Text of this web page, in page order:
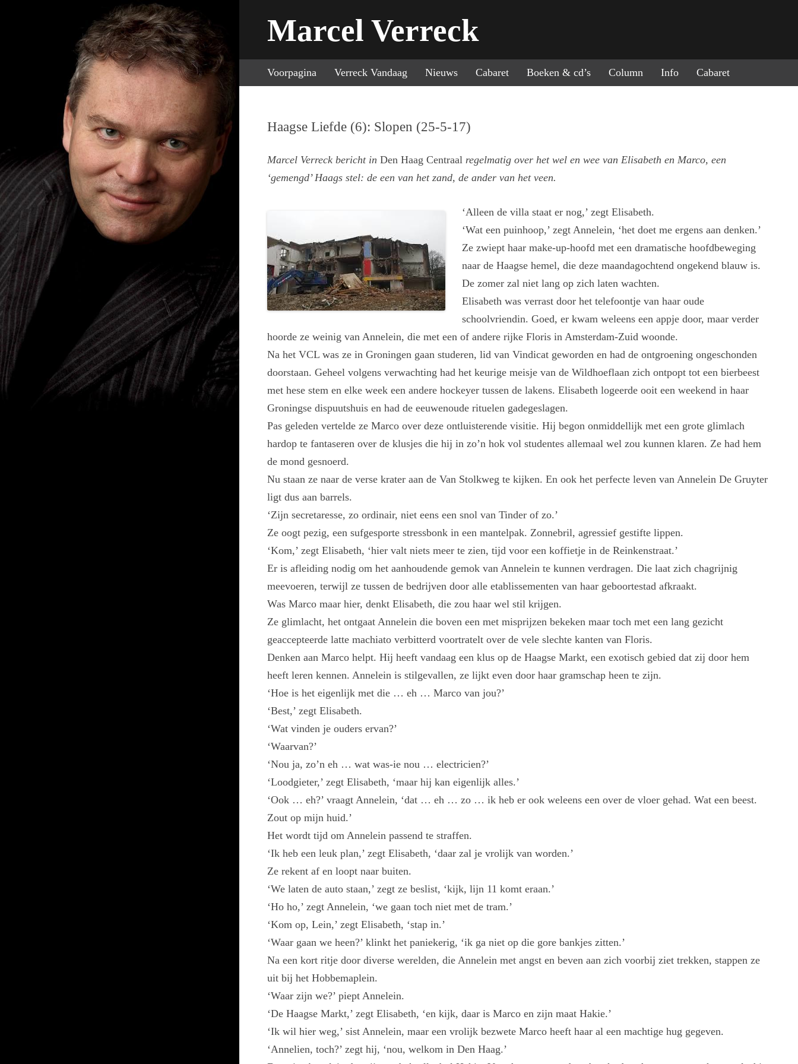
Marcel Verreck
Voorpagina Verreck Vandaag Nieuws Cabaret Boeken & cd’s Column Info Cabaret
Haagse Liefde (6): Slopen (25-5-17)
Marcel Verreck bericht inDen Haag Centraal regelmatig over het wel en wee van Elisabeth en Marco, een
‘gemengd’ Haags stel: de een van het zand, de ander van het veen.
‘Alleen de villa staat er nog,’ zegt Elisabeth.
‘Wat een puinhoop,’ zegt Annelein, ‘het doet me ergens aan denken.’
Ze zwiept haar make-up-hoofd met een dramatische hoofdbeweging
naar de Haagse hemel, die deze maandagochtend ongekend blauw is.
De zomer zal niet lang op zich laten wachten.
Elisabeth was verrast door het telefoontje van haar oude
schoolvriendin. Goed, er kwam weleens een appje door, maar verder
hoorde ze weinig van Annelein, die met een of andere rijke Floris in Amsterdam-Zuid woonde.
Na het VCL was ze in Groningen gaan studeren, lid van Vindicat geworden en had de ontgroening ongeschonden
doorstaan. Geheel volgens verwachting had het keurige meisje van de Wildhoeflaan zich ontpopt tot een bierbeest
met hese stem en elke week een andere hockeyer tussen de lakens. Elisabeth logeerde ooit een weekend in haar
Groningse dispuutshuis en had de eeuwenoude rituelen gadegeslagen.
Pas geleden vertelde ze Marco over deze ontluisterende visitie. Hij begon onmiddellijk met een grote glimlach
hardop te fantaseren over de klusjes die hij in zo’n hok vol studentes allemaal wel zou kunnen klaren. Ze had hem
de mond gesnoerd.
Nu staan ze naar de verse krater aan de Van Stolkweg te kijken. En ook het perfecte leven van Annelein De Gruyter
ligt dus aan barrels.
‘Zijn secretaresse, zo ordinair, niet eens een snol van Tinder of zo.’
Ze oogt pezig, een sufgesporte stressbonk in een mantelpak. Zonnebril, agressief gestifte lippen.
‘Kom,’ zegt Elisabeth, ‘hier valt niets meer te zien, tijd voor een koffietje in de Reinkenstraat.’
Er is afleiding nodig om het aanhoudende gemok van Annelein te kunnen verdragen. Die laat zich chagrijnig
meevoeren, terwijl ze tussen de bedrijven door alle etablissementen van haar geboortestad afkraakt.
Was Marco maar hier, denkt Elisabeth, die zou haar wel stil krijgen.
Ze glimlacht, het ontgaat Annelein die boven een met misprijzen bekeken maar toch met een lang gezicht
geaccepteerde latte machiato verbitterd voortratelt over de vele slechte kanten van Floris.
Denken aan Marco helpt. Hij heeft vandaag een klus op de Haagse Markt, een exotisch gebied dat zij door hem
heeft leren kennen. Annelein is stilgevallen, ze lijkt even door haar gramschap heen te zijn.
‘Hoe is het eigenlijk met die … eh … Marco van jou?’
‘Best,’ zegt Elisabeth.
‘Wat vinden je ouders ervan?’
‘Waarvan?’
‘Nou ja, zo’n eh … wat was-ie nou … electricien?’
‘Loodgieter,’ zegt Elisabeth, ‘maar hij kan eigenlijk alles.’
‘Ook … eh?’ vraagt Annelein, ‘dat … eh … zo … ik heb er ook weleens een over de vloer gehad. Wat een beest.
Zout op mijn huid.’
Het wordt tijd om Annelein passend te straffen.
‘Ik heb een leuk plan,’ zegt Elisabeth, ‘daar zal je vrolijk van worden.’
Ze rekent af en loopt naar buiten.
‘We laten de auto staan,’ zegt ze beslist, ‘kijk, lijn 11 komt eraan.’
‘Ho ho,’ zegt Annelein, ‘we gaan toch niet met de tram.’
‘Kom op, Lein,’ zegt Elisabeth, ‘stap in.’
‘Waar gaan we heen?’ klinkt het paniekerig, ‘ik ga niet op die gore bankjes zitten.’
Na een kort ritje door diverse werelden, die Annelein met angst en beven aan zich voorbij ziet trekken, stappen ze
uit bij het Hobbemaplein.
‘Waar zijn we?’ piept Annelein.
‘De Haagse Markt,’ zegt Elisabeth, ‘en kijk, daar is Marco en zijn maat Hakie.’
‘Ik wil hier weg,’ sist Annelein, maar een vrolijk bezwete Marco heeft haar al een machtige hug gegeven.
‘Annelien, toch?’ zegt hij, ‘nou, welkom in Den Haag.’